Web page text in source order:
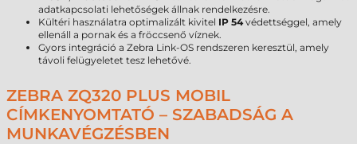
adatkapcsolati lehetőségek állnak rendelkezésre.
Kültéri használatra optimalizált kivitel IP 54védettséggel, amely
ellenáll a pornak és a fröccsenő víznek.
Gyors integráció a Zebra Link-OS rendszeren keresztül, amely
távoli felügyeletet tesz lehetővé.
ZEBRA ZQ320 PLUS MOBIL
CÍMKENYOMTATÓ – SZABADSÁG A
MUNKAVÉGZÉSBEN